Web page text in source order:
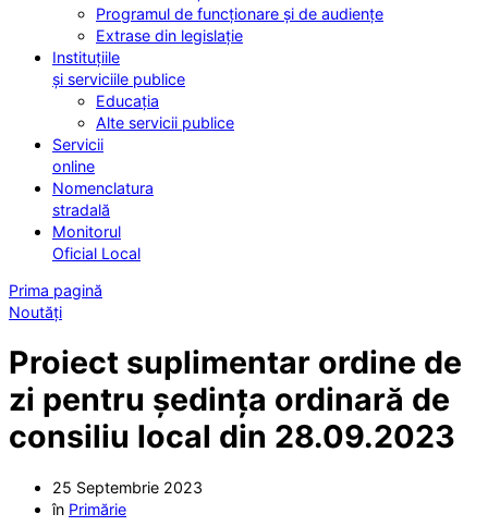
Programul de funcționare și de audiențe
Extrase din legislație
Instituțiile
și serviciile publice
Educația
Alte servicii publice
Servicii
online
Nomenclatura
stradală
Monitorul
Oficial Local
Prima pagină
Noutăți
Proiect suplimentar ordine de
zi pentru ședința ordinară de
consiliu local din 28.09.2023
25 Septembrie 2023
în Primărie